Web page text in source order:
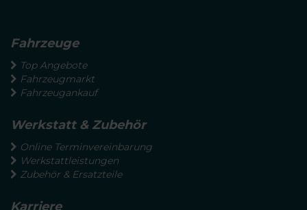
Fahrzeuge
Top Angebote
Fahrzeugmarkt
Fahrzeugankauf
Werkstatt & Zubehör
Online Terminvereinbarung
Werkstattleistungen
Zubehör & Ersatzteile
Karriere